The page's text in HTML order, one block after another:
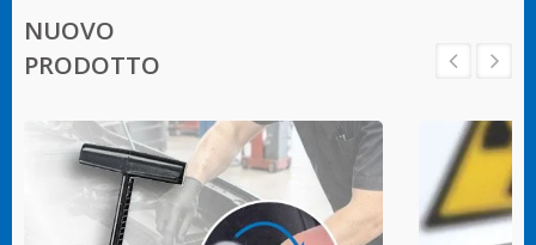
NUOVO
PRODOTTO